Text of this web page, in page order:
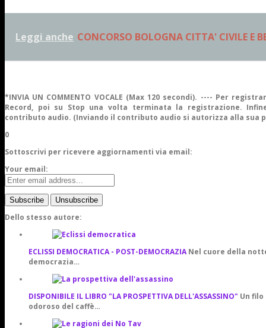
Leggi anche CONCORSO BOLOGNA CITTA' CIVILE E
*INVIA UN COMMENTO VOCALE (Max 120 secondi). ---- Per
Record, poi su Stop una volta terminata la registrazione.
contributo audio. (Inviando il contributo audio si autorizza alla sua
0
Sottoscrivi per ricevere aggiornamenti via email:
Your email:
Dello stesso autore:
ECLISSI DEMOCRATICA - POST-DEMOCRAZIANel cuore della
democrazia…
DISPONIBILE IL LIBRO "LA PROSPETTIVA DELL'ASSASSINO" Un
odoroso del caffè…